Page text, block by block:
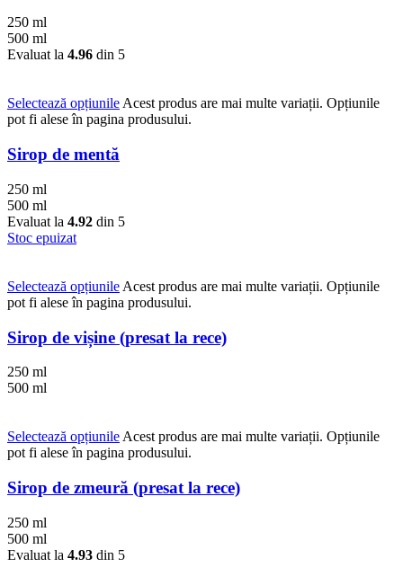
250 ml
500 ml
Evaluat la 4.96 din 5
Selectează opțiunileAcest produs are mai multe variații. Opțiunile
pot fi alese în pagina produsului.
Sirop de mentă
250 ml
500 ml
Evaluat la 4.92 din 5
Stoc epuizat
Selectează opțiunile Acest produs are mai multe variații. Opțiunile
pot fi alese în pagina produsului.
Sirop de vișine (presat la rece)
250 ml
500 ml
Selectează opțiunile Acest produs are mai multe variații. Opțiunile
pot fi alese în pagina produsului.
Sirop de zmeură (presat la rece)
250 ml
500 ml
Evaluat la 4.93 din 5